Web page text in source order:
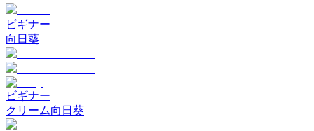
ビギナー
向日葵
ビギナー
クリーム向日葵